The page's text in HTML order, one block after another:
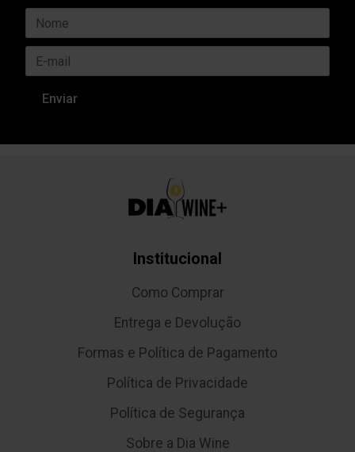
Institucional
Como Comprar
Entrega e Devolução
Formas e Política de Pagamento
Política de Privacidade
Política de Segurança
Sobre a Dia Wine